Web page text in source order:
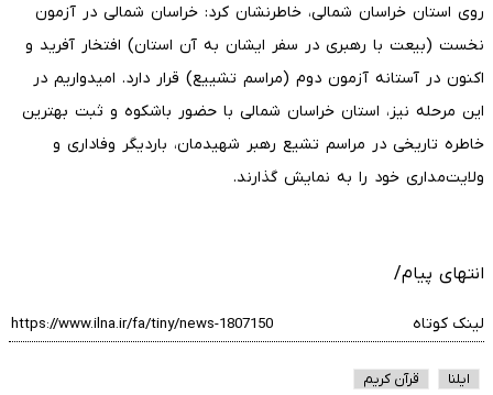
روی استان خراسان شمالی، خاطرنشان کرد: خراسان شمالی در آزمون
نخست (بیعت با رهبری در سفر ایشان به آن استان) افتخار آفرید و
اکنون در آستانه آزمون دوم (مراسم تشییع) قرار دارد. امیدواریم در
این مرحله نیز، استان خراسان شمالی با حضور باشکوه و ثبت بهترین
خاطره تاریخی در مراسم تشیع رهبر شهیدمان، باردیگر وفاداری و
ولایت‌مداری خود را به نمایش گذارند.
انتهای پیام/
لینک کوتاه
ایلنا قرآن کریم